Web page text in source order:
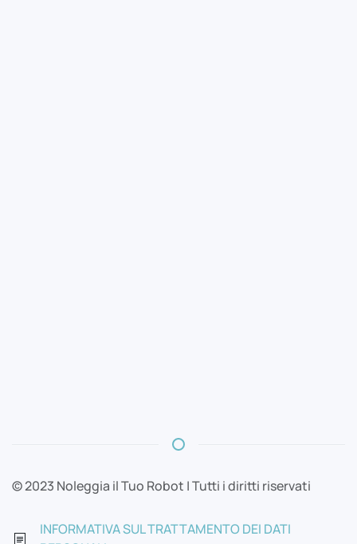
© 2023 Noleggia il Tuo Robot | Tutti i diritti riservati
INFORMATIVA SUL TRATTAMENTO DEI DATI